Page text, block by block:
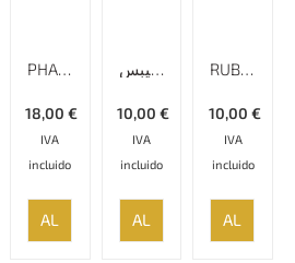
PHARSI (LA FUERTE-A-VENTURA PERSA)
€
18,00
IVA
incluido
AL
CARRITO
بانوى سرخ يوش برزمينهى خاكسترى ميكَل دليبس
€
10,00
IVA
incluido
AL
CARRITO
RUBAYAT
€
10,00
IVA
incluido
AL
CARRITO